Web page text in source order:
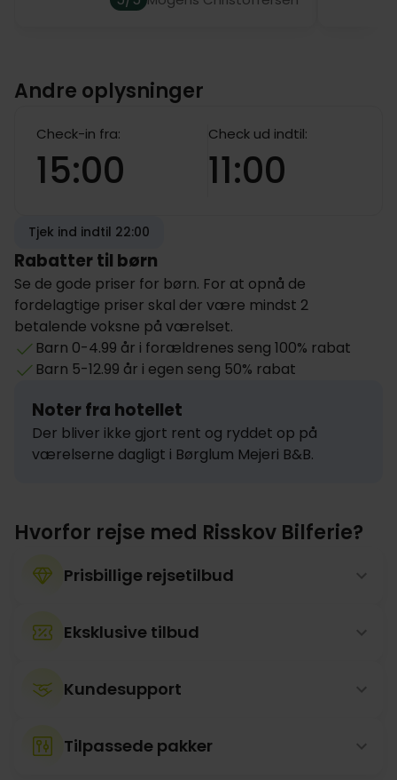
Andre oplysninger
Check-in fra:
15:00
Check ud indtil:
11:00
Tjek ind indtil 22:00
Rabatter til børn
Se de gode priser for børn. For at opnå de
fordelagtige priser skal der være mindst 2
betalende voksne på værelset.
Barn 0-4.99 år i forældrenes seng 100% rabat
Barn 5-12.99 år i egen seng 50% rabat
Noter fra hotellet
Der bliver ikke gjort rent og ryddet op på
værelserne dagligt i Børglum Mejeri B&B.
Hvorfor rejse med Risskov Bilferie?
Prisbillige rejsetilbud
Eksklusive tilbud
Kundesupport
Tilpassede pakker